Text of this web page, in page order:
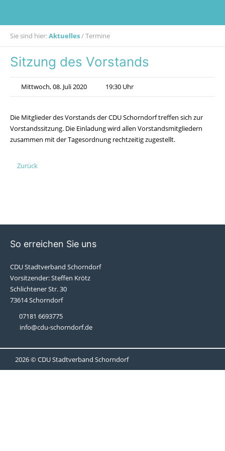
Sie sind hier:Aktuelles/Termine
Sitzung des Vorstands
Mittwoch, 08. Juli 2020 19:30 Uhr
Die Mitglieder des Vorstands der CDU Schorndorf treffen sich zur
Vorstandssitzung. Die Einladung wird allen Vorstandsmitgliedern
zusammen mit der Tagesordnung rechtzeitig zugestellt.
Zurück
So erreichen Sie uns
CDU Stadtverband Schorndorf
Vorsitzender: Steffen Krötz
Schlichtener Str. 30
73614 Schorndorf
07181 6693775
info@cdu-schorndorf.de
2026 © CDU Stadtverband Schorndorf